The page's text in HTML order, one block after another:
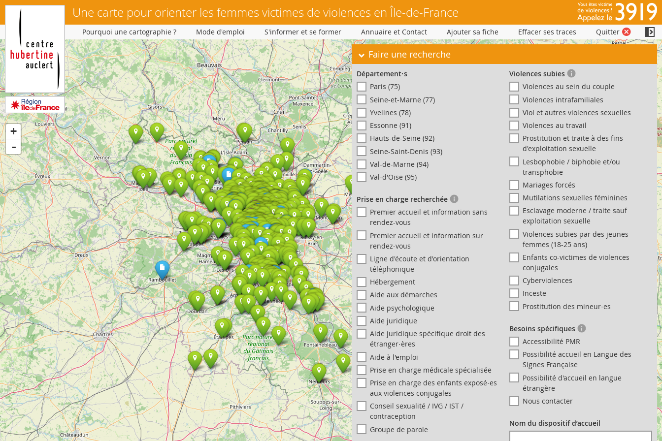
Une carte pour orienter les femmes victimes de violences en Île-de-France
M
a
q
u
e
r
Faire une recherche
Département·s
Paris (75)
Seine-et-Marne (77)
Yvelines (78)
Essonne (91)
Hauts-de-Seine (92)
Seine-Saint-Denis (93)
Val-de-Marne (94)
Val-d'Oise (95)
Violences subies
Violences au sein du couple
Violences intrafamiliales
Viol et autres violences sexuelles
Violences au travail
Prostitution et traite à des fins
d'exploitation sexuelle
Lesbophobie / biphobie et/ou
transphobie
Mariages forcés
Mutilations sexuelles féminines
Esclavage moderne / traite sauf
exploitation sexuelle
Violences subies par des jeunes
femmes (18-25 ans)
Enfants co-victimes de violences
conjugales
Cyberviolences
Inceste
Prostitution des mineur·es
Prise en charge recherchée
Premier accueil et information sans
rendez-vous
Premier accueil et information sur
rendez-vous
Ligne d'écoute et d'orientation
téléphonique
Hébergement
Aide aux démarches
Aide psychologique
Aide juridique
Aide juridique spécifique droit des
étranger·ères
Aide à l'emploi
Prise en charge médicale spécialisée
Prise en charge des enfants exposé·es
aux violences conjugales
Conseil sexualité / IVG / IST /
contraception
Groupe de parole
Besoins spécifiques
Accessibilité PMR
Possibilité accueil en Langue des
Signes Française
Possibilité d'accueil en langue
étrangère
Nous contacter
Nom du dispositif d’accueil
+
-
Pourquoi une cartographie ? Mode d'emploi S'informer et se former Annuaire et Contact Ajouter sa fiche Effacer ses traces Quitter